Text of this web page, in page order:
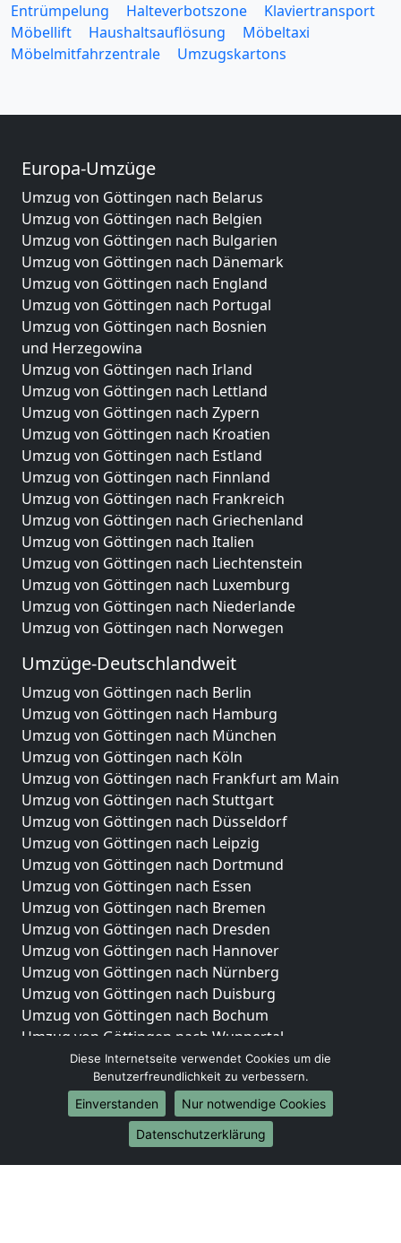
Entrümpelung
Halteverbotszone
Klaviertransport
Möbellift
Haushaltsauflösung
Möbeltaxi
Möbelmitfahrzentrale
Umzugskartons
Europa-Umzüge
Umzug von Göttingen nach Belarus
Umzug von Göttingen nach Belgien
Umzug von Göttingen nach Bulgarien
Umzug von Göttingen nach Dänemark
Umzug von Göttingen nach England
Umzug von Göttingen nach Portugal
Umzug von Göttingen nach Bosnien
und Herzegowina
Umzug von Göttingen nach Irland
Umzug von Göttingen nach Lettland
Umzug von Göttingen nach Zypern
Umzug von Göttingen nach Kroatien
Umzug von Göttingen nach Estland
Umzug von Göttingen nach Finnland
Umzug von Göttingen nach Frankreich
Umzug von Göttingen nach Griechenland
Umzug von Göttingen nach Italien
Umzug von Göttingen nach Liechtenstein
Umzug von Göttingen nach Luxemburg
Umzug von Göttingen nach Niederlande
Umzug von Göttingen nach Norwegen
Umzüge-Deutschlandweit
Umzug von Göttingen nach Berlin
Umzug von Göttingen nach Hamburg
Umzug von Göttingen nach München
Umzug von Göttingen nach Köln
Umzug von Göttingen nach Frankfurt am Main
Umzug von Göttingen nach Stuttgart
Umzug von Göttingen nach Düsseldorf
Umzug von Göttingen nach Leipzig
Umzug von Göttingen nach Dortmund
Umzug von Göttingen nach Essen
Umzug von Göttingen nach Bremen
Umzug von Göttingen nach Dresden
Umzug von Göttingen nach Hannover
Umzug von Göttingen nach Nürnberg
Umzug von Göttingen nach Duisburg
Umzug von Göttingen nach Bochum
Umzug von Göttingen nach Wuppertal
Umzug von Göttingen nach Bielefeld
Umzug von Göttingen nach Bonn
Umzug von Göttingen nach Münster
Internationale-Umzüge
Umzug von Göttingen nach Brasilien
Diese Internetseite verwendet Cookies um die
Benutzerfreundlichkeit zu verbessern.
Einverstanden
Nur notwendige Cookies
Datenschutzerklärung